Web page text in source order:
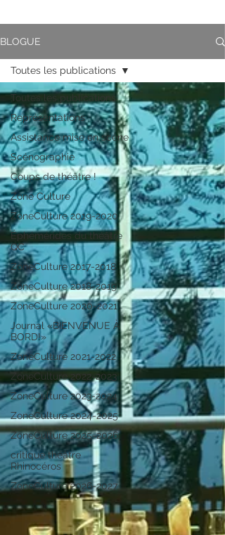
BLOGUE
Toutes les publications
Représentations
Assistance mise en scène
Scénographie
Coups de théâtre !
Zone Culture
ZoneCulture 2019-2020
Éphémérides du théâtre
QC
ZoneCulture 2017-2018
ZoneCulture 2018-2019
ZoneCulture 2020-2021
Journal «BIENVENUE À
BORD!»
ZoneCulture 2021-2022
ZoneCulture 2022-2023
ZoneCulture 2023-2024
ZoneCulture 2024-2025
ZoneCulture 2025-2026
critique théâtre
Rhinocéros
ZoneCulture 2026-2027
Toutes les publications